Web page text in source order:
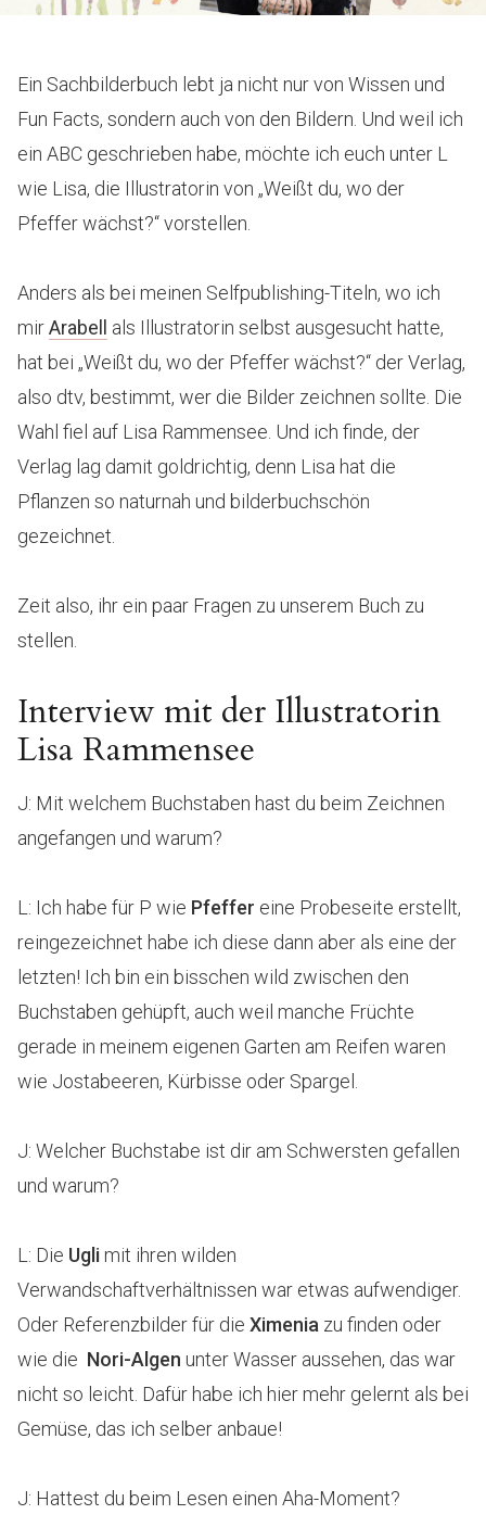
Ein Sachbilderbuch lebt ja nicht nur von Wissen und
Fun Facts, sondern auch von den Bildern. Und weil ich
ein ABC geschrieben habe, möchte ich euch unter L
wie Lisa, die Illustratorin von „Weißt du, wo der
Pfeffer wächst?“ vorstellen.
Anders als bei meinen Selfpublishing-Titeln, wo ich
mirArabell als Illustratorin selbst ausgesucht hatte,
hat bei „Weißt du, wo der Pfeffer wächst?“ der Verlag,
also dtv, bestimmt, wer die Bilder zeichnen sollte. Die
Wahl fiel auf Lisa Rammensee. Und ich finde, der
Verlag lag damit goldrichtig, denn Lisa hat die
Pflanzen so naturnah und bilderbuchschön
gezeichnet.
Zeit also, ihr ein paar Fragen zu unserem Buch zu
stellen.
Interview mit der Illustratorin
Lisa Rammensee
J: Mit welchem Buchstaben hast du beim Zeichnen
angefangen und warum?
L: Ich habe für P wie Pfeffer eine Probeseite erstellt,
reingezeichnet habe ich diese dann aber als eine der
letzten! Ich bin ein bisschen wild zwischen den
Buchstaben gehüpft, auch weil manche Früchte
gerade in meinem eigenen Garten am Reifen waren
wie Jostabeeren, Kürbisse oder Spargel.
J: Welcher Buchstabe ist dir am Schwersten gefallen
und warum?
L: Die Ugli mit ihren wilden
Verwandschaftverhältnissen war etwas aufwendiger.
Oder Referenzbilder für die Ximenia zu finden oder
wie die Nori-Algen unter Wasser aussehen, das war
nicht so leicht. Dafür habe ich hier mehr gelernt als bei
Gemüse, das ich selber anbaue!
J: Hattest du beim Lesen einen Aha-Moment?